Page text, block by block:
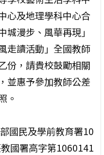
心及地理學科中心合
城漫步、風華再現」
走讀活動」全國教師
份，請貴校鼓勵相關
並惠予參加教師公差
。
國民及學前教育署10
國署高字第1060141